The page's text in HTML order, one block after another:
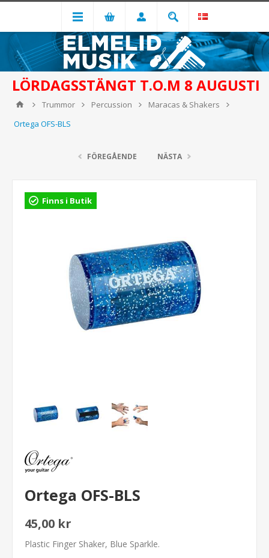
LÖRDAGSSTÄNGT T.O.M 8 AUGUSTI
Trummor Percussion
Maracas & Shakers
Ortega OFS-BLS
FÖREGÅENDE NÄSTA
Finns i Butik
Ortega OFS-BLS
45,00 kr
Plastic Finger Shaker, Blue Sparkle.